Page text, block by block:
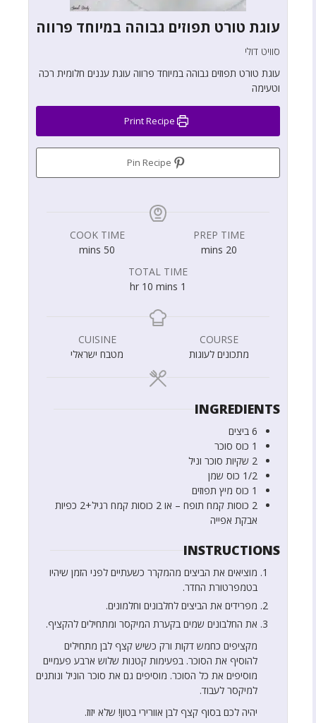
עוגת טורט תפוזים גבוהה במיוחד פרווה
סוויט דולי
עוגת טורט תפוזים גבוהה במיוחד פרווה עוגת עננים חלומית רכה
וטעימה
PREP TIME
20
mins
COOK TIME
50
mins
TOTAL TIME
1
hr 10 mins
COURSE
מתכונים לעוגות
CUISINE
מטבח ישראלי
INGREDIENTS
6 ביצים
1 כוס סוכר
2 שקיות סוכר וניל
1/2 כוס שמן
1 כוס מיץ תפוזים
2 כוסות
קמח תופח – או 2 כוסות קמח רגיל+2 כפיות
אבקת אפייה
INSTRUCTIONS
מוציאים את הביצים מהמקרר כשעתיים לפני הזמן שיהיו
בטמפרטורת החדר.
מפרידים את הביצים לחלבונים וחלמונים.
את החלבונים שמים בקערת המיקסר ומתחילים להקציף.
מקציפים כחמש דקות ורק כשיש קצף לבן מתחילים
להוסיף את הסוכר. בפעימות קטנות שלוש ארבע פעמיים
מוסיפים את כל הסוכר. מוסיפים גם את סוכר הוניל ונותנים
למיקסר לעבוד.
יהיה לכם בסוף קצף לבן אוורירי בטון! שלא יזוז.